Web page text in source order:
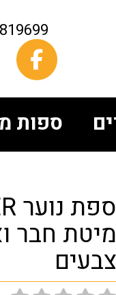
ספות
מיטת חבר
צבעים